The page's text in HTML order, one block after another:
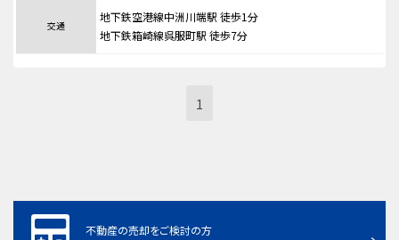
交通
地下鉄空港線中洲川端駅 徒歩1分
地下鉄箱崎線呉服町駅 徒歩7分
1
不動産の売却をご検討の方